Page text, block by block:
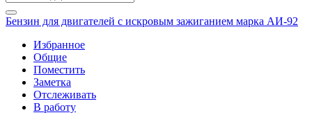
Бензин для двигателей с искровым зажиганием марка АИ-92
Избранное
Общие
Поместить
Заметка
Отслеживать
В работу